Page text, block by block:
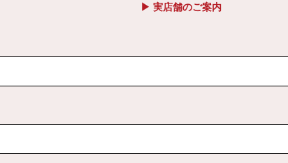
▶ 実店舗のご案内